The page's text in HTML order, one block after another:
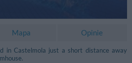
Mapa Opinie
in Castelmola just a short distance away